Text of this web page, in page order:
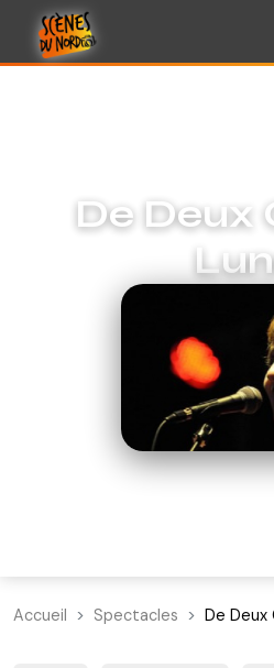
De Deux
Accueil Spectacles De Deux